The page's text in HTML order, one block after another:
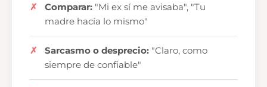
Comparar: "Mi ex sí me avisaba", "Tu
madre hacía lo mismo"
Sarcasmo o desprecio: "Claro, como
siempre de confiable"